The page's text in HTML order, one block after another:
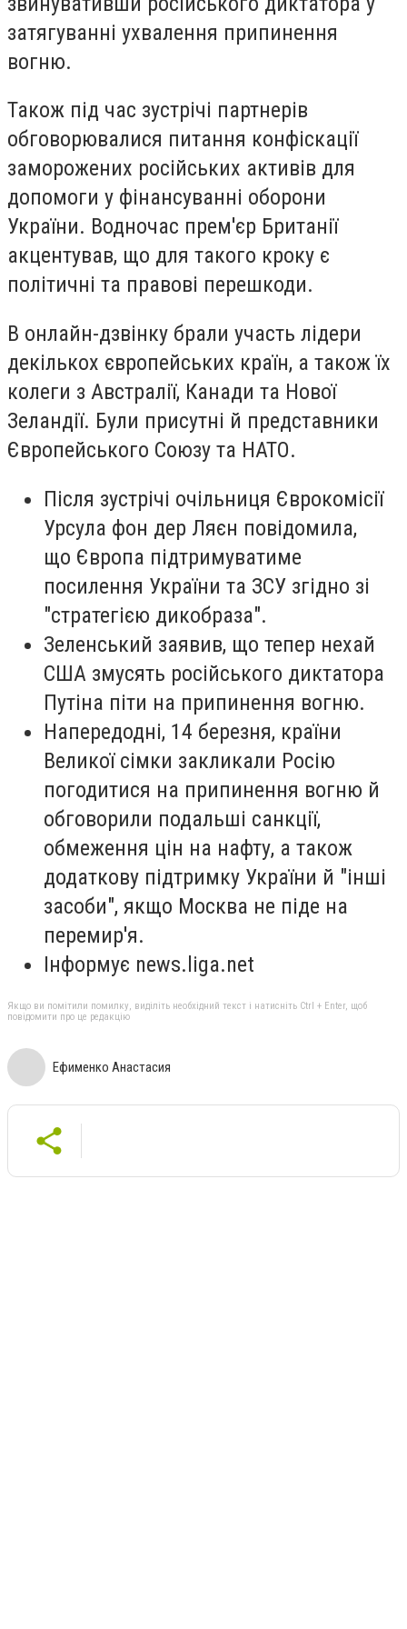
затягуванні ухвалення припинення
вогню.
Також під час зустрічі партнерів
обговорювалися питання конфіскації
заморожених російських активів для
допомоги у фінансуванні оборони
України. Водночас прем'єр Британії
акцентував, що для такого кроку є
політичні та правові перешкоди.
В онлайн-дзвінку брали участь лідери
декількох європейських країн, а також їх
колеги з Австралії, Канади та Нової
Зеландії. Були присутні й представники
Європейського Союзу та НАТО.
Після зустрічі очільниця Єврокомісії
Урсула фон дер Ляєн повідомила,
що Європа підтримуватиме
посилення України та ЗСУ згідно зі
"стратегією дикобраза".
Зеленський заявив, що тепер нехай
США змусять російського диктатора
Путіна піти на припинення вогню.
Напередодні, 14 березня, країни
Великої сімки закликали Росію
погодитися на припинення вогню й
обговорили подальші санкції,
обмеження цін на нафту, а також
додаткову підтримку України й "інші
засоби", якщо Москва не піде на
перемир'я.
Інформує news.liga.net
Якщо ви помітили помилку, виділіть необхідний текст і натисніть Ctrl + Enter, щоб
повідомити про це редакцію
Ефименко Анастасия